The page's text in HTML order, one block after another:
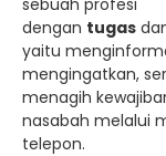
dengan tugas
yaitu
mengingatkan,
menagih
nasabah melalui
telepon.